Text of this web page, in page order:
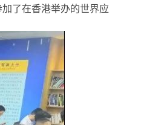
了在香港举办的世界应